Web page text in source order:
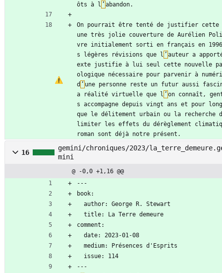
ôts à l ’ abandon.
On pourrait être tenté de justifier
une très jolie couverture de Aurélien
vre initialement sorti en français en
s légères révisions que l ’ auteur a
exte justifie à lui seul cette nouvelle
ologique nécessaire pour parvenir à
d ’ une personne reste un futur aussi
a réalité virtuelle que l ’ on connaît,
s accompagne depuis vingt ans et pour
que le délitement urbain ou la recherche
limiter les effets du dérèglement
roman sont déjà notre présent.
16
gemini/chroniques/2023/
mini
@ -0,0 +1,16 @@
---
book:
  author: George R. Stewart
  title: La Terre demeure
comment:
  date: 2023-01-08
  medium: Présences d'Esprits
  issue: 114
---